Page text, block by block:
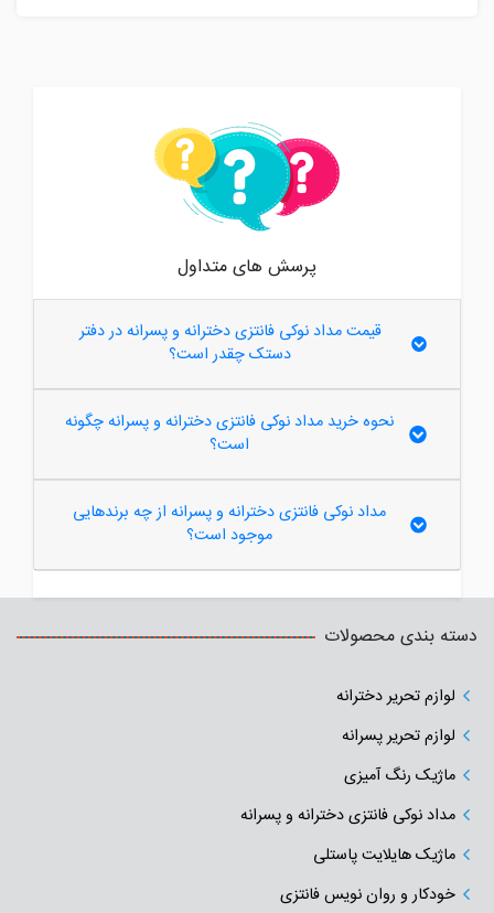
پرسش های متداول
قیمت مداد نوکی فانتزی دخترانه و پسرانه در دفتر
دستک چقدر است؟
نحوه خرید مداد نوکی فانتزی دخترانه و پسرانه چگونه
است؟
مداد نوکی فانتزی دخترانه و پسرانه از چه برندهایی
موجود است؟
دسته بندی محصولات
لوازم تحریر دخترانه
لوازم تحریر پسرانه
ماژیک رنگ آمیزی
مداد نوکی فانتزی دخترانه و پسرانه
ماژیک هایلایت پاستلی
خودکار و روان نویس فانتزی